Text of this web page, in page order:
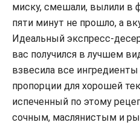
миску, смешали, вылили в
пяти минут не прошло, а
Идеальный экспресс-
вас получился в лучшем
взвесила все
пропорции для хорошей
испеченный по этому
сочным, маслянистым и